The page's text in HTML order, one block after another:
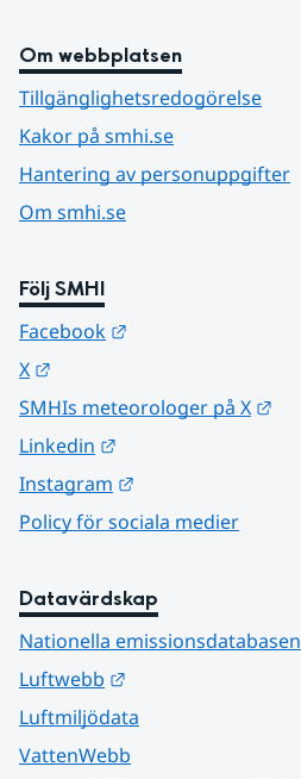
Om webbplatsen
Tillgänglighetsredogörelse
Kakor på smhi.se
Hantering av personuppgifter
Om smhi.se
Följ SMHI
Facebook
X
SMHIs meteorologer på X
Linkedin
Instagram
Policy för sociala medier
Datavärdskap
Nationella emissionsdatabasen
Luftwebb
Luftmiljödata
VattenWebb